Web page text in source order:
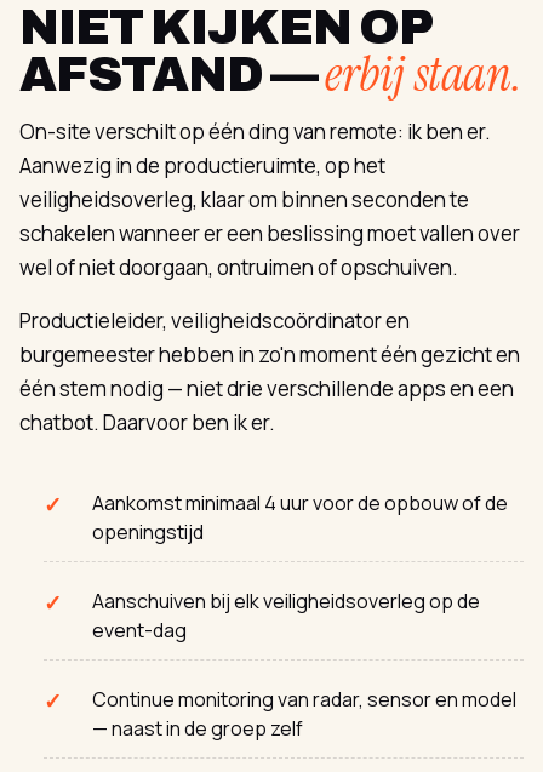
NIET KIJKEN OP
AFSTAND —erbij staan.
On-site verschilt op één ding van remote: ik ben er.
Aanwezig in de productieruimte, op het
veiligheidsoverleg, klaar om binnen seconden te
schakelen wanneer er een beslissing moet vallen over
wel of niet doorgaan, ontruimen of opschuiven.
Productieleider, veiligheidscoördinator en
burgemeester hebben in zo'n moment één gezicht en
één stem nodig — niet drie verschillende apps en een
chatbot. Daarvoor ben ik er.
Aankomst minimaal 4 uur voor de opbouw of de
openingstijd
Aanschuiven bij elk veiligheidsoverleg op de
event-dag
Continue monitoring van radar, sensor en model
— naast in de groep zelf